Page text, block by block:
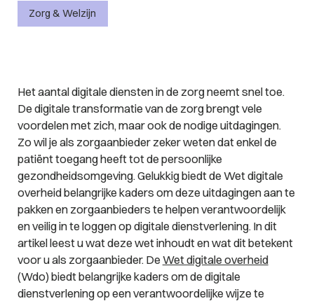
Zorg & Welzijn
Het aantal digitale diensten in de zorg neemt snel toe.
De digitale transformatie van de zorg brengt vele
voordelen met zich, maar ook de nodige uitdagingen.
Zo wil je als zorgaanbieder zeker weten dat enkel de
patiënt toegang heeft tot de persoonlijke
gezondheidsomgeving. Gelukkig biedt de Wet digitale
overheid belangrijke kaders om deze uitdagingen aan te
pakken en zorgaanbieders te helpen verantwoordelijk
en veilig in te loggen op digitale dienstverlening. In dit
artikel leest u wat deze wet inhoudt en wat dit betekent
voor u als zorgaanbieder. De Wet digitale overheid
(Wdo) biedt belangrijke kaders om de digitale
dienstverlening op een verantwoordelijke wijze te